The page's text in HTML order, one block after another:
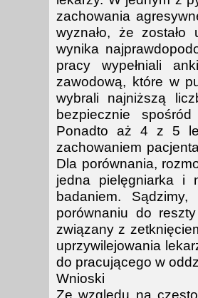
zachowania
wyznało, że
wynika
pracy wypełniali
zawodową, które w
wybrali najniższą
bezpiecznie
Ponadto aż 4 z 5
zachowaniem
Dla porównania,
jedna pielęgniarka i
badaniem.
porównaniu do
związany z
uprzywilejowania
do pracującego w
Wnioski
Ze względu na